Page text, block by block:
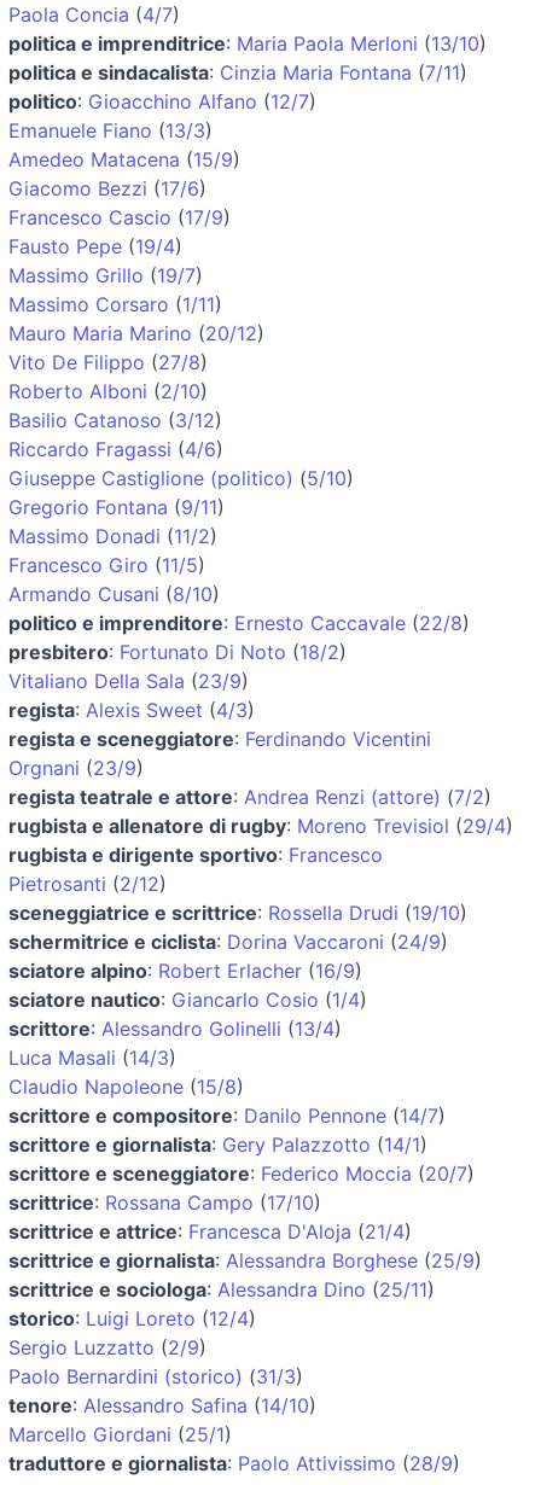
Paola Concia (4/7)
politica e imprenditrice: Maria Paola Merloni (13/10)
politica e sindacalista: Cinzia Maria Fontana (7/11)
politico: Gioacchino Alfano (12/7)
Emanuele Fiano (13/3)
Amedeo Matacena (15/9)
Giacomo Bezzi (17/6)
Francesco Cascio (17/9)
Fausto Pepe (19/4)
Massimo Grillo (19/7)
Massimo Corsaro (1/11)
Mauro Maria Marino (20/12)
Vito De Filippo (27/8)
Roberto Alboni (2/10)
Basilio Catanoso (3/12)
Riccardo Fragassi (4/6)
Giuseppe Castiglione (politico) (5/10)
Gregorio Fontana (9/11)
Massimo Donadi (11/2)
Francesco Giro (11/5)
Armando Cusani (8/10)
politico e imprenditore: Ernesto Caccavale (22/8)
presbitero: Fortunato Di Noto (18/2)
Vitaliano Della Sala (23/9)
regista: Alexis Sweet (4/3)
regista e sceneggiatore: Ferdinando Vicentini
Orgnani (23/9)
regista teatrale e attore: Andrea Renzi (attore) (7/2)
rugbista e allenatore di rugby: Moreno Trevisiol (29/4)
rugbista e dirigente sportivo: Francesco
Pietrosanti (2/12)
sceneggiatrice e scrittrice: Rossella Drudi (19/10)
schermitrice e ciclista: Dorina Vaccaroni (24/9)
sciatore alpino: Robert Erlacher (16/9)
sciatore nautico: Giancarlo Cosio (1/4)
scrittore: Alessandro Golinelli (13/4)
Luca Masali (14/3)
Claudio Napoleone (15/8)
scrittore e compositore: Danilo Pennone (14/7)
scrittore e giornalista: Gery Palazzotto (14/1)
scrittore e sceneggiatore: Federico Moccia (20/7)
scrittrice: Rossana Campo (17/10)
scrittrice e attrice: Francesca D'Aloja (21/4)
scrittrice e giornalista: Alessandra Borghese (25/9)
scrittrice e sociologa: Alessandra Dino (25/11)
storico: Luigi Loreto (12/4)
Sergio Luzzatto (2/9)
Paolo Bernardini (storico) (31/3)
tenore: Alessandro Safina (14/10)
Marcello Giordani (25/1)
traduttore e giornalista: Paolo Attivissimo (28/9)